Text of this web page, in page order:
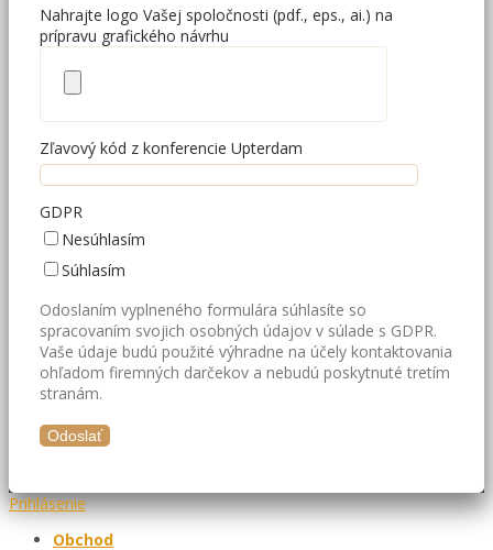
Nahrajte logo Vašej spoločnosti (pdf., eps., ai.) na
prípravu grafického návrhu
Zľavový kód z konferencie Upterdam
GDPR
Nesúhlasím
Súhlasím
Odoslaním vyplneného formulára súhlasíte so
spracovaním svojich osobných údajov v súlade s GDPR.
Vaše údaje budú použité výhradne na účely kontaktovania
ohľadom firemných darčekov a nebudú poskytnuté tretím
stranám.
Prihlásenie
Obchod